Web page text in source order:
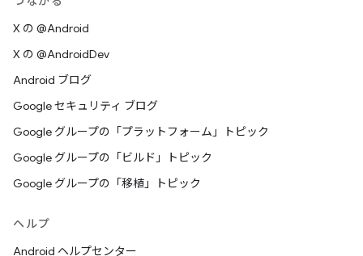
X の @Android
X の @AndroidDev
Android ブログ
Google セキュリティ ブログ
Google グループの「プラットフォーム」トピック
Google グループの「ビルド」トピック
Google グループの「移植」トピック
ヘルプ
Android ヘルプセンター